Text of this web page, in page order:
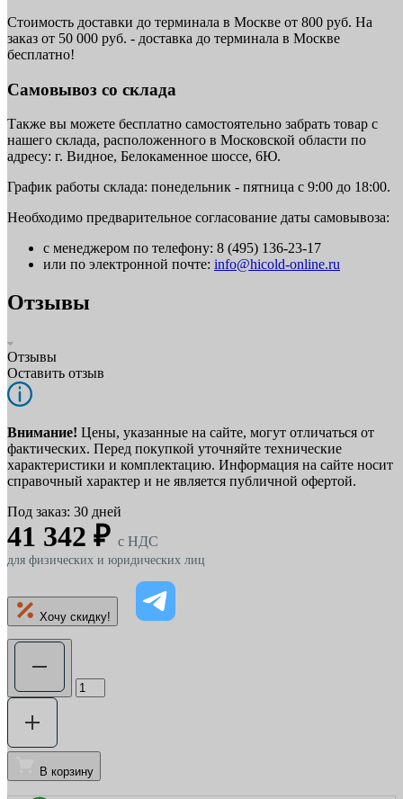
Стоимость доставки до терминала в Москве от 800 руб. На
заказ от 50 000 руб. - доставка до терминала в Москве
бесплатно!
Самовывоз со склада
Также вы можете бесплатно самостоятельно забрать товар с
нашего склада, расположенного в Московской области по
адресу: г. Видное, Белокаменное шоссе, 6Ю.
График работы склада: понедельник - пятница с 9:00 до 18:00.
Необходимо предварительное согласование даты самовывоза:
с менеджером по телефону: 8 (495) 136-23-17
или по электронной почте: info@hicold-online.ru
Отзывы
Отзывы
Оставить отзыв
Внимание! Цены, указанные на сайте, могут отличаться от
фактических. Перед покупкой уточняйте технические
характеристики и комплектацию. Информация на сайте носит
справочный характер и не является публичной офертой.
Под заказ: 30 дней
41 342 ₽ c НДС
для физических и юридических лиц
Хочу скидку!
В корзину